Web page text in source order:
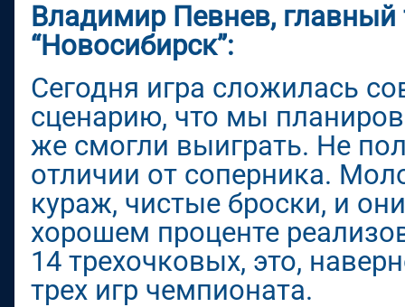
Владимир Певнев, главный
“Новосибирск”:
Сегодня игра сложилась
сценарию, что мы
же смогли выиграть. Не
отличии от соперника.
кураж, чистые броски, и
хорошем проценте
14 трехочковых, это,
трех игр чемпионата.